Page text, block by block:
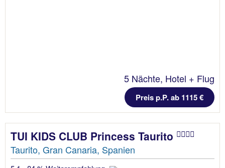
5 Nächte, Hotel + Flug
Preis p.P. ab 1115 €
TUI KIDS CLUB Princess Taurito
Taurito, Gran Canaria, Spanien